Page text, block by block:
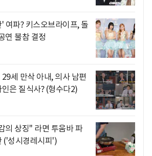
여파? 키스오브라이프, 돌
연 불참 결정
세 만삭 아내, 의사 남편
은 질식사? (형수다2)
의 상징" 라면 투움바 파
('성시경레시피')